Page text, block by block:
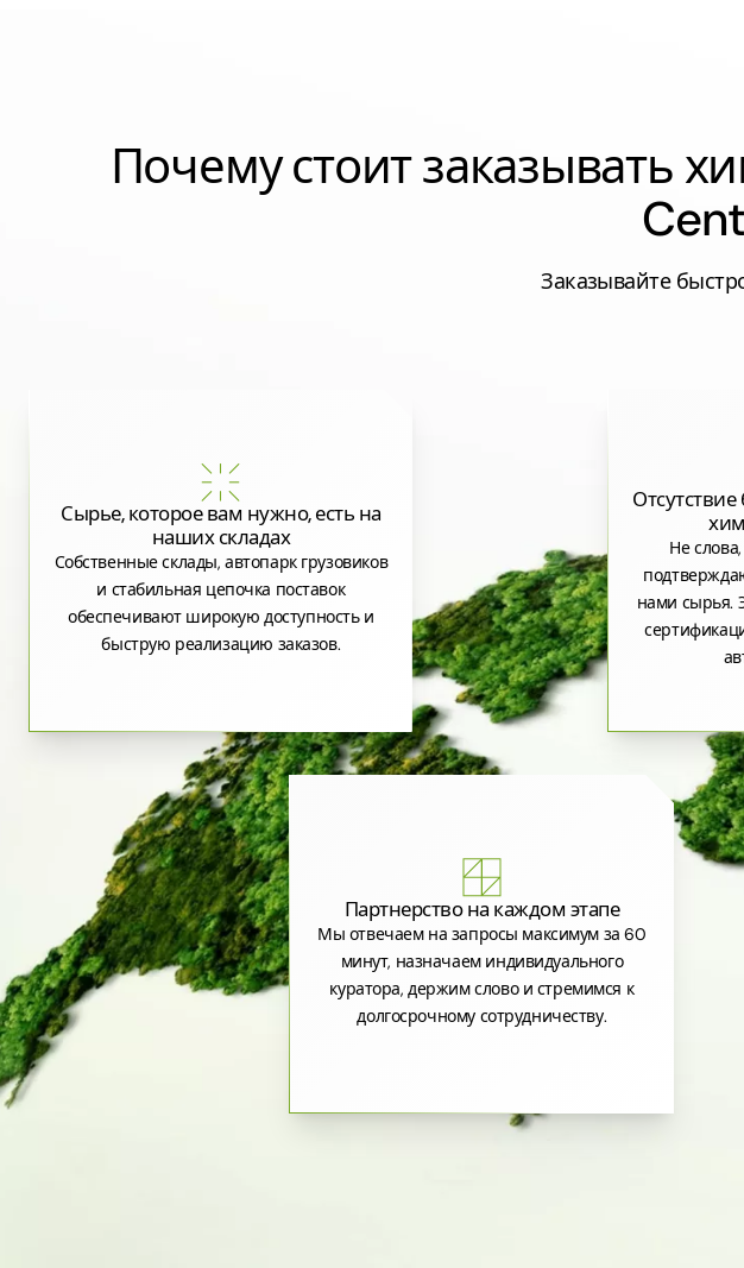
Почему стоит заказывать
Заказывайте
Сырье, которое вам нужно, есть на
наших складах
Собственные склады, автопарк грузовиков
и стабильная цепочка поставок
обеспечивают широкую доступность и
быструю реализацию заказов.
Отсутствие
Не
нами сырья.
Партнерство на каждом этапе
Мы отвечаем на запросы максимум за 60
минут, назначаем индивидуального
куратора, держим слово и стремимся к
долгосрочному сотрудничеству.